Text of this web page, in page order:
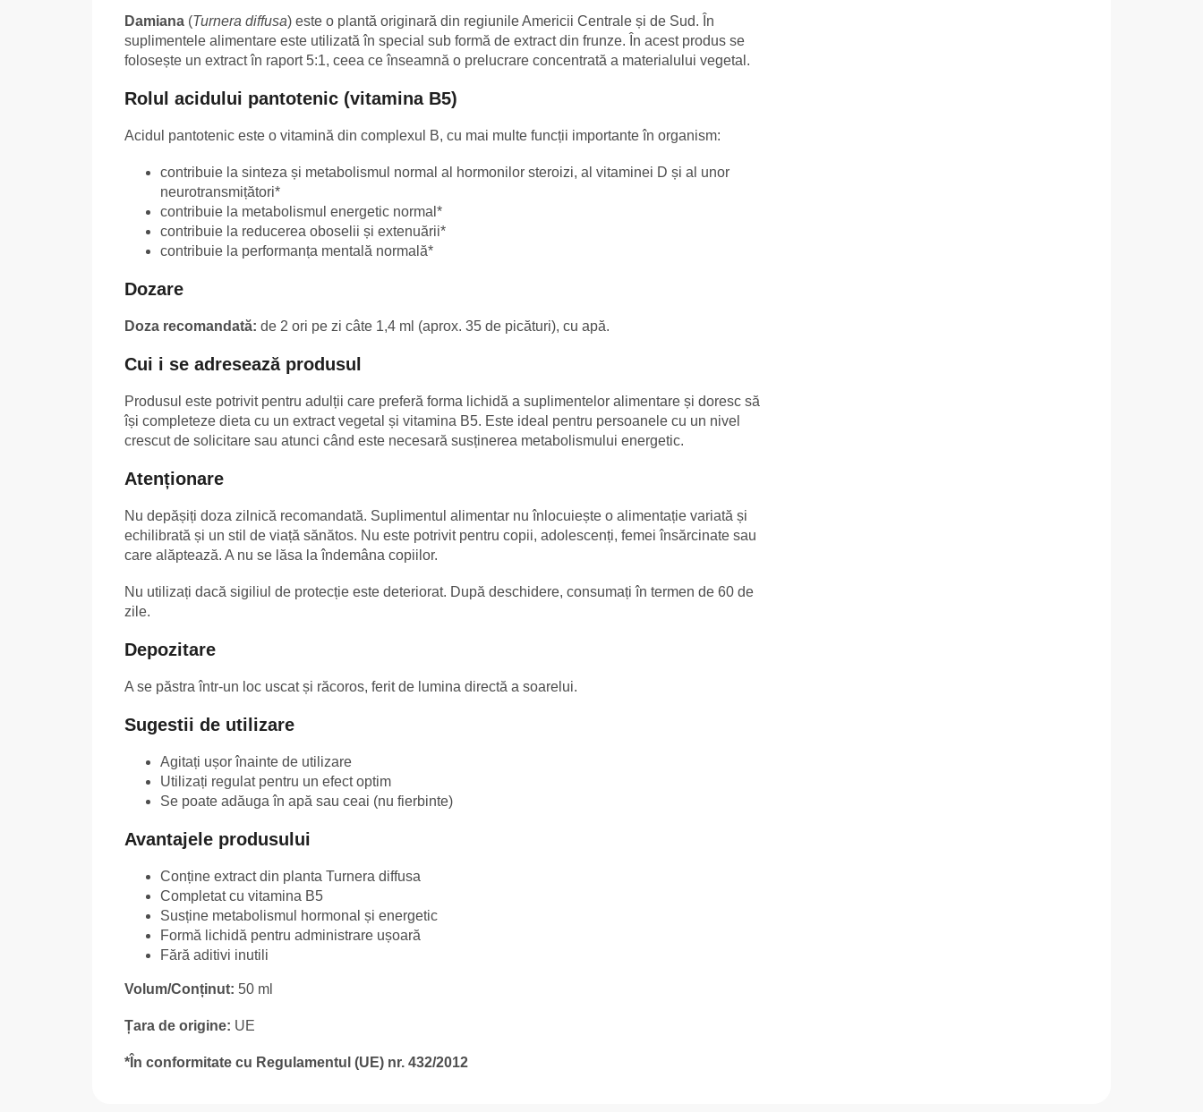
Damiana (Turnera diffusa) este o plantă originară din regiunile Americii Centrale și de Sud. În
suplimentele alimentare este utilizată în special sub formă de extract din frunze. În acest produs se
folosește un extract în raport 5:1, ceea ce înseamnă o prelucrare concentrată a materialului vegetal.
Rolul acidului pantotenic (vitamina B5)
Acidul pantotenic este o vitamină din complexul B, cu mai multe funcții importante în organism:
contribuie la sinteza și metabolismul normal al hormonilor steroizi, al vitaminei D și al unor
neurotransmițători*
contribuie la metabolismul energetic normal*
contribuie la reducerea oboselii și extenuării*
contribuie la performanța mentală normală*
Dozare
Doza recomandată: de 2 ori pe zi câte 1,4 ml (aprox. 35 de picături), cu apă.
Cui i se adresează produsul
Produsul este potrivit pentru adulții care preferă forma lichidă a suplimentelor alimentare și doresc să
își completeze dieta cu un extract vegetal și vitamina B5. Este ideal pentru persoanele cu un nivel
crescut de solicitare sau atunci când este necesară susținerea metabolismului energetic.
Atenționare
Nu depășiți doza zilnică recomandată. Suplimentul alimentar nu înlocuiește o alimentație variată și
echilibrată și un stil de viață sănătos. Nu este potrivit pentru copii, adolescenți, femei însărcinate sau
care alăptează. A nu se lăsa la îndemâna copiilor.
Nu utilizați dacă sigiliul de protecție este deteriorat. După deschidere, consumați în termen de 60 de
zile.
Depozitare
A se păstra într-un loc uscat și răcoros, ferit de lumina directă a soarelui.
Sugestii de utilizare
Agitați ușor înainte de utilizare
Utilizați regulat pentru un efect optim
Se poate adăuga în apă sau ceai (nu fierbinte)
Avantajele produsului
Conține extract din planta Turnera diffusa
Completat cu vitamina B5
Susține metabolismul hormonal și energetic
Formă lichidă pentru administrare ușoară
Fără aditivi inutili
Volum/Conținut: 50 ml
Țara de origine: UE
*În conformitate cu Regulamentul (UE) nr. 432/2012